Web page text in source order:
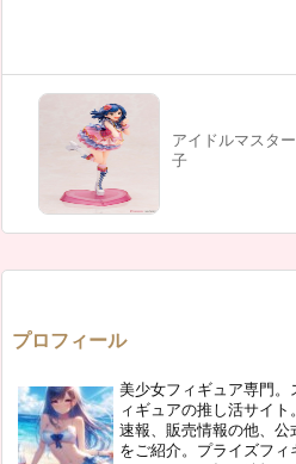
アイドルマスタ
子
プロフィール
美少女フィギュア専門
ィギュアの推し活サイ
速報、販売情報の他、
をご紹介。プライズフィ